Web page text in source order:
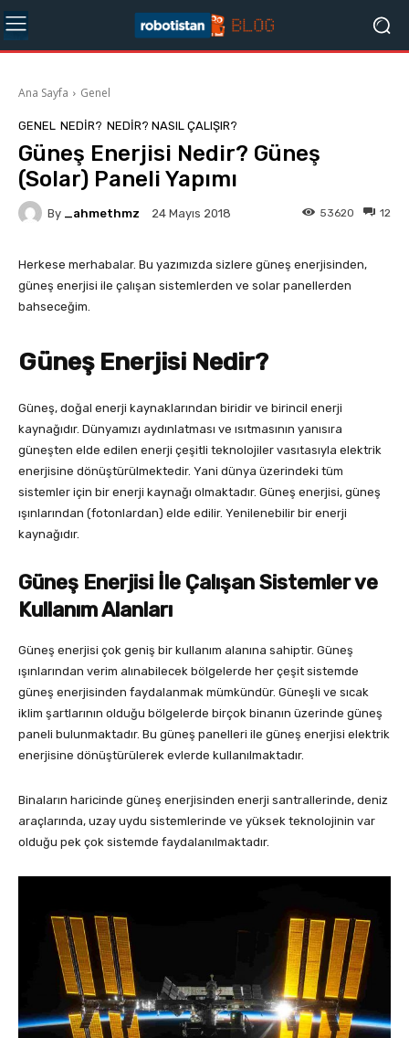
Ana Sayfa Genel
GENEL NEDIR? NEDIR? NASIL ÇALIŞIR?
Güneş Enerjisi Nedir? Güneş
(Solar) Paneli Yapımı
By _ahmethmz 24 Mayıs 2018 12
53620
Herkese merhabalar. Bu yazımızda sizlere güneş enerjisinden,
güneş enerjisi ile çalışan sistemlerden ve solar panellerden
bahseceğim.
Güneş Enerjisi Nedir?
Güneş, doğal enerji kaynaklarından biridir ve birincil enerji
kaynağıdır. Dünyamızı aydınlatması ve ısıtmasının yanısıra
güneşten elde edilen enerji çeşitli teknolojiler vasıtasıyla elektrik
enerjisine dönüştürülmektedir. Yani dünya üzerindeki tüm
sistemler için bir enerji kaynağı olmaktadır. Güneş enerjisi, güneş
ışınlarından (fotonlardan) elde edilir. Yenilenebilir bir enerji
kaynağıdır.
Güneş Enerjisi İle Çalışan Sistemler ve
Kullanım Alanları
Güneş enerjisi çok geniş bir kullanım alanına sahiptir. Güneş
ışınlarından verim alınabilecek bölgelerde her çeşit sistemde
güneş enerjisinden faydalanmak mümkündür. Güneşli ve sıcak
iklim şartlarının olduğu bölgelerde birçok binanın üzerinde güneş
paneli bulunmaktadır. Bu güneş panelleri ile güneş enerjisi elektrik
enerjisine dönüştürülerek evlerde kullanılmaktadır.
Binaların haricinde güneş enerjisinden enerji santrallerinde, deniz
araçlarında, uzay uydu sistemlerinde ve yüksek teknolojinin var
olduğu pek çok sistemde faydalanılmaktadır.